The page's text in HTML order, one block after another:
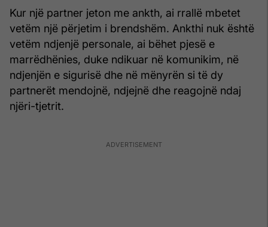
Kur një partner jeton me ankth, ai rrallë mbetet
vetëm një përjetim i brendshëm. Ankthi nuk është
vetëm ndjenjë personale, ai bëhet pjesë e
marrëdhënies, duke ndikuar në komunikim, në
ndjenjën e sigurisë dhe në mënyrën si të dy
partnerët mendojnë, ndjejnë dhe reagojnë ndaj
njëri-tjetrit.